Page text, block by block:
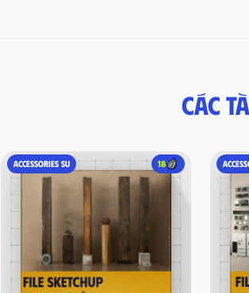
Các
ACCESSORIES SU 18